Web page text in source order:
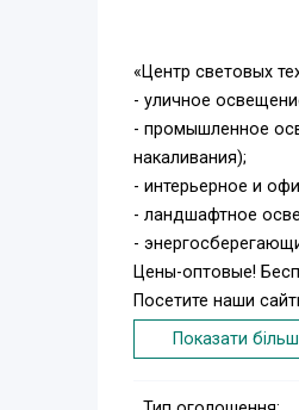
«Центр световых
- уличное
- промышленное
накаливания);
- интерьерное и
- ландшафтное
-
Цены-оптовые!
Посетите наши
Показати